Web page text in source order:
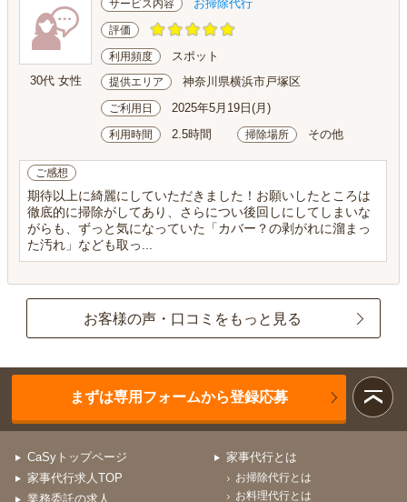
30代 女性
サービス内容 お掃除代行
評価
利用頻度 スポット
提供エリア 神奈川県横浜市戸塚区
ご利用日 2025年5月19日(月)
利用時間 2.5時間 掃除場所 その他
ご感想
期待以上に綺麗にしていただきました！お願いしたところは
徹底的に掃除がしてあり、さらについ後回しにしてしまいな
がらも、ずっと気になっていた「カバー？の剥がれに溜まっ
た汚れ」なども取っ...
お客様の声・口コミをもっと見る
まずは専用フォームから登録応募
CaSyトップページ
家事代行求人TOP
業務委託の求人
家事代行とは
お掃除代行とは
お料理代行とは